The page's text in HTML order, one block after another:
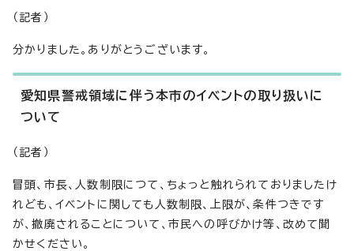
（記者）
分かりました。ありがとうございます。
愛知県警戒領域に伴う本市のイベントの取り扱いに
ついて
（記者）
冒頭、市長、人数制限につて、ちょっと触れられておりましたけ
れども、イベントに関しても人数制限、上限が、条件つきです
が、撤廃されることについて、市民への呼びかけ等、改めて聞
かせください。